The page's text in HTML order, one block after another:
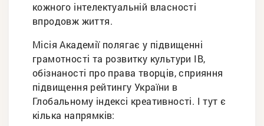
кожного інтелектуальній власності
впродовж життя.
Місія Академії полягає у підвищенні
грамотності та розвитку культури ІВ,
обізнаності про права творців, сприяння
підвищення рейтингу України в
Глобальному індексі креативності. І тут є
кілька напрямків: